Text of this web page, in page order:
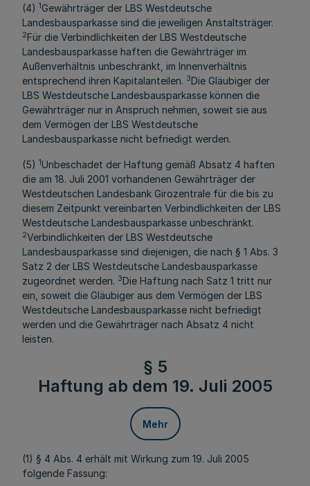
(4) 1Gewährträger der LBS Westdeutsche
Landesbausparkasse sind die jeweiligen Anstaltsträger.
2Für die Verbindlichkeiten der LBS Westdeutsche
Landesbausparkasse haften die Gewährträger im
Außenverhältnis unbeschränkt, im Innenverhältnis
entsprechend ihren Kapitalanteilen. 3Die Gläubiger der
LBS Westdeutsche Landesbausparkasse können die
Gewährträger nur in Anspruch nehmen, soweit sie aus
dem Vermögen der LBS Westdeutsche
Landesbausparkasse nicht befriedigt werden.
(5) 1Unbeschadet der Haftung gemäß Absatz 4 haften
die am 18. Juli 2001 vorhandenen Gewährträger der
Westdeutschen Landesbank Girozentrale für die bis zu
diesem Zeitpunkt vereinbarten Verbindlichkeiten der LBS
Westdeutsche Landesbausparkasse unbeschränkt.
2Verbindlichkeiten der LBS Westdeutsche
Landesbausparkasse sind diejenigen, die nach § 1 Abs. 3
Satz 2 der LBS Westdeutsche Landesbausparkasse
zugeordnet werden. 3Die Haftung nach Satz 1 tritt nur
ein, soweit die Gläubiger aus dem Vermögen der LBS
Westdeutsche Landesbausparkasse nicht befriedigt
werden und die Gewährträger nach Absatz 4 nicht
leisten.
§ 5
Haftung ab dem 19. Juli 2005
Mehr
(1) § 4 Abs. 4 erhält mit Wirkung zum 19. Juli 2005
folgende Fassung: